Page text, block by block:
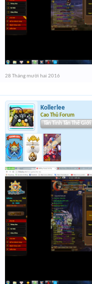
28 Tháng mười hai 2016
Kollerlee
Cao Thủ Forum
Tân Tinh Tân Thế Giới